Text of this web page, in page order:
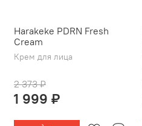
Harakeke PDRN Fresh
Cream
Крем для лица
2 373 ₽
1 999 ₽